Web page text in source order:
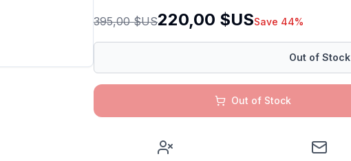
395,00 $US220,00 $USSave 44%
Out of Stock
Out of Stock